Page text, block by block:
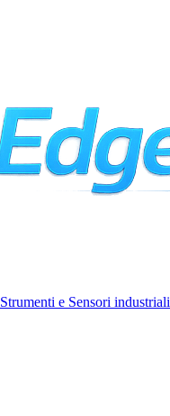
Strumenti e Sensori industriali